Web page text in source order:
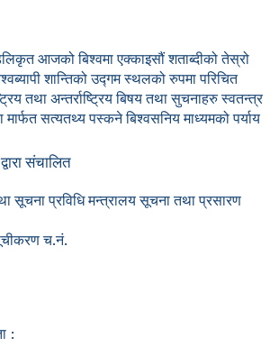
आजको बिश्वमा एक्काइसौं शताब्दीको तेस्रो
शान्तिको उद्गम स्थलको रुपमा परिचित
तथा अन्तर्राष्ट्रिय बिषय तथा सुचनाहरु स्वतन्त्र
मार्फत सत्यतथ्य पस्कने बिश्वसनिय माध्यमको पर्याय
संचालित
सूचना प्रविधि मन्त्रालय सूचना तथा प्रसारण
च.नं.
: